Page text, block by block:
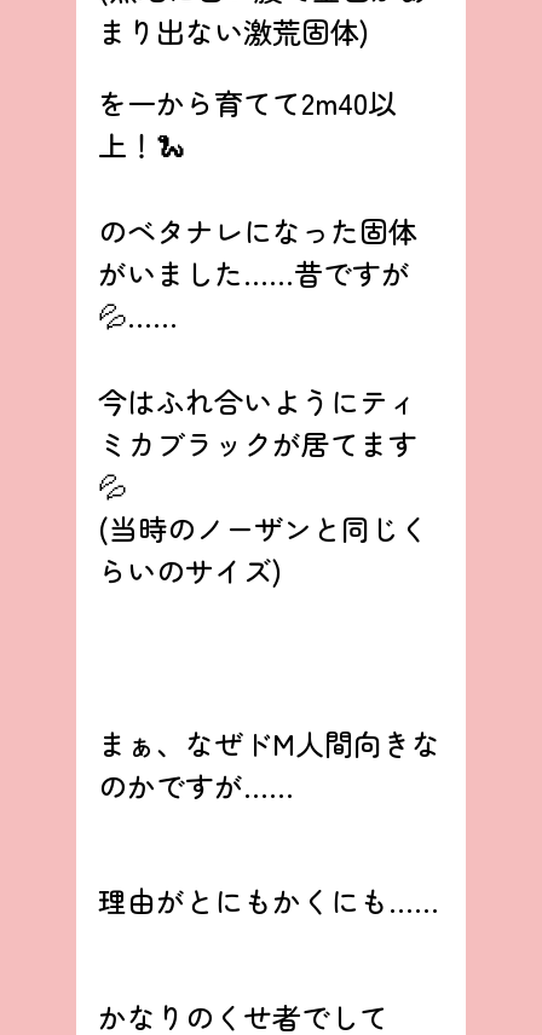
まり出ない激荒固体)
を一から育てて2m40以
上！🐍
のベタナレになった固体
がいました……昔ですが
💦……
今はふれ合いようにティ
ミカブラックが居てます
💦
(当時のノーザンと同じく
らいのサイズ)
まぁ、なぜドM人間向きな
のかですが……
理由がとにもかくにも……
かなりのくせ者でして